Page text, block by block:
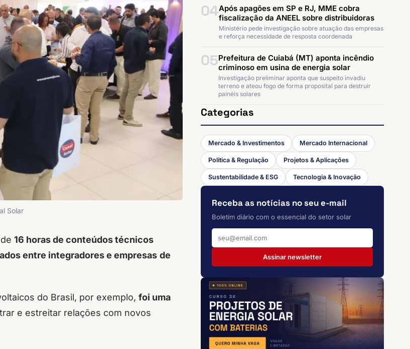
Solar
16 horas de conteúdos técnicos
entre integradores e empresas de
do Brasil, por exemplo, foi uma
e estreitar relações com novos
04Após apagões em SP e RJ, MME cobra
fiscalização da ANEEL sobre distribuidoras
Ministério pede investigação sobre atuação das empresas
e reforça necessidade de resposta coordenada
05Prefeitura de Cuiabá (MT) aponta incêndio
criminoso em usina de energia solar
Investigação preliminar aponta que suspeito invadiu
terreno e ateou fogo de forma proposital para destruir
painéis solares
Categorias
Mercado & Investimentos Mercado Internacional
Política & Regulação Projetos & Aplicações
Sustentabilidade & ESG Tecnologia & Inovação
Receba as notícias no seu e-mail
Boletim diário com o essencial do setor solar
Assinar newsletter